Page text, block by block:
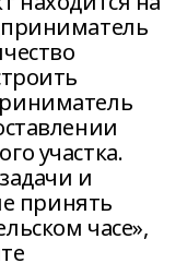
участка.
и
принять
часе»,